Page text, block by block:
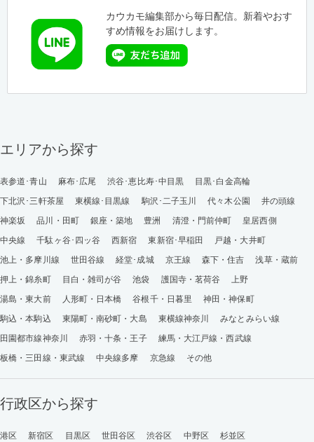
カウカモ編集部から毎日配信。新着やおす
すめ情報をお届けします。
エリアから探す
表参道･青山 麻布･広尾 渋谷･恵比寿･中目黒
目黒･白金高輪
下北沢･三軒茶屋
東横線･目黒線 駒沢･二子玉川 代々木公園
井の頭線
神楽坂
品川・田町 銀座・築地 豊洲 清澄・門前仲町
皇居西側
中央線
千駄ヶ谷･四ッ谷 西新宿 東新宿･早稲田
戸越・大井町
池上・多摩川線
世田谷線 経堂･成城 京王線 森下・住吉
浅草・蔵前
押上・錦糸町
目白・雑司が谷 池袋 護国寺・茗荷谷
上野
湯島・東大前
人形町・日本橋 谷根千・日暮里
神田・神保町
駒込・本駒込
東陽町・南砂町・大島 東横線神奈川
みなとみらい線
田園都市線神奈川
赤羽・十条・王子
練馬・大江戸線・西武線
板橋・三田線・東武線
中央線多摩 京急線 その他
行政区から探す
港区 新宿区 目黒区 世田谷区 渋谷区 中野区 杉並区